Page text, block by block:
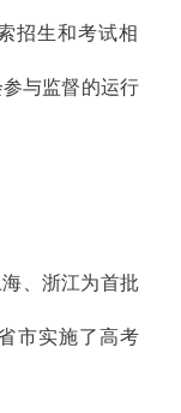
招生和考试相
与监督的运行
、浙江为首批
市实施了高考